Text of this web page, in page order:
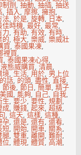
制劑,抽動,抽插,抽送
,插入,摩擦,擁抱,
法,於是,旋轉, 日本,
佳時機,最好,最常,
力,有助,有效,有時,
的,極大,樂威,樂威壯
買,泰國果凍,
裡買,
,泰國果凍心得,
液態威購買,清晨,
境,生活, 用於, 男上位
的話, 的頭,盡性,直接,
節後,節日,簡單,精子
美國, 能夠, 自己, 自我,
生,要少,要性,規劃,
成, 賺錢,起來,超級,
,這天,這樣,這種,
孕,還是,還有,還看,
短, 開始, 開車, 關系,
腿,雙重,離開,難耐,
位,體現,體質,高潮,